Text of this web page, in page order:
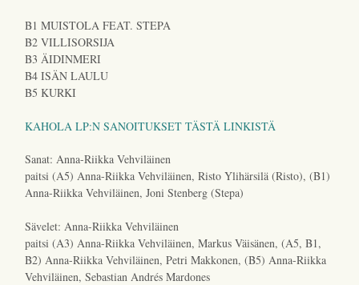
B1 MUISTOLA FEAT. STEPA
B2 VILLISORSIJA
B3 ÄIDINMERI
B4 ISÄN LAULU
B5 KURKI
KAHOLA LP:N SANOITUKSET TÄSTÄ LINKISTÄ
Sanat: Anna-Riikka Vehviläinen
paitsi (A5) Anna-Riikka Vehviläinen, Risto Ylihärsilä (Risto), (B1)
Anna-Riikka Vehviläinen, Joni Stenberg (Stepa)
Sävelet: Anna-Riikka Vehviläinen
paitsi (A3) Anna-Riikka Vehviläinen, Markus Väisänen, (A5, B1,
B2) Anna-Riikka Vehviläinen, Petri Makkonen, (B5) Anna-Riikka
Vehviläinen, Sebastian Andrés Mardones